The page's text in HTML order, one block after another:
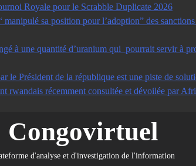
Royale pour le Scrabble Duplicate 2026
sa position pour l’adoption” des
à une quantité d’uranium qui pourrait servir à
le Président de la république est une piste de
rwandais récemment consultée et dévoilée par
Congovirtuel
d'analyse et d'investigation de l'information